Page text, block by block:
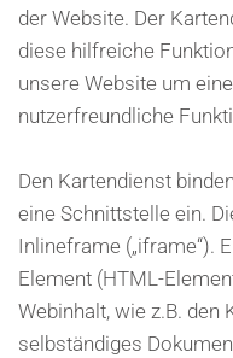
der Website. Der
diese hilfreiche
unsere Website um
nutzerfreundliche
Den Kartendienst
eine Schnittstelle ein.
Inlineframe („iframe“).
Element (HTML-
Webinhalt, wie z.B. den
selbständiges